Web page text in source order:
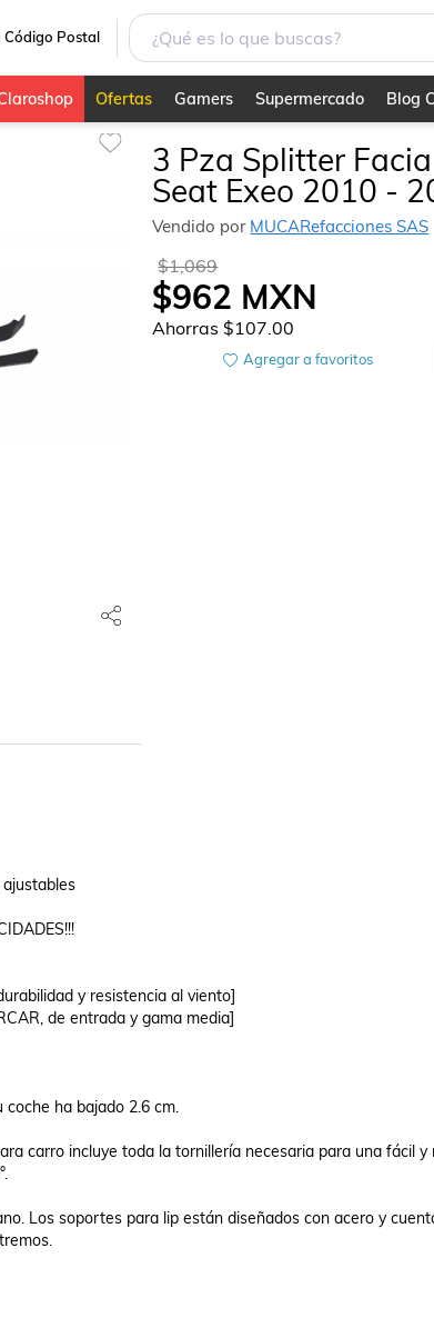
Código Postal
Ofertas Gamers Supermercado Blog
3 Pza Splitter
Seat Exeo 2010 -
Vendido por MUCARefacciones SAS
$1,069
$962 MXN
Ahorras$107.00
Agregar a favoritos
y resistencia al viento]
de entrada y gama media]
coche ha bajado 2.6 cm.
carro incluye toda la tornillería necesaria para una fácil
Los soportes para lip están diseñados con acero y
(Dtouch)